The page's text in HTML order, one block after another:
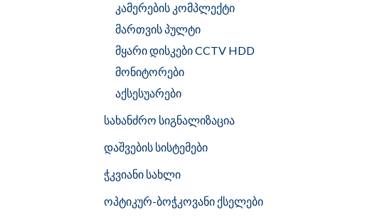
კამერების კომპლექტი
მართვის პულტი
მყარი დისკები CCTV HDD
მონიტორები
აქსესუარები
სახანძრო სიგნალიზაცია
დაშვების სისტემები
ჭკვიანი სახლი
ოპტიკურ-ბოჭკოვანი ქსელები